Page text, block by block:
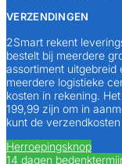
VERZENDINGEN
2Smart rekent
bestelt bij meerdere
assortiment uitgebreid
meerdere logistieke
kosten in rekening.
199,99 zijn om in
kunt de
Herroepingsknop
14 dagen